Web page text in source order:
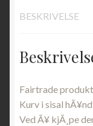
BESKRIVELSE
Fairtrade
Kurv i sisal
Ved Ã¥ kjÃ¸pe